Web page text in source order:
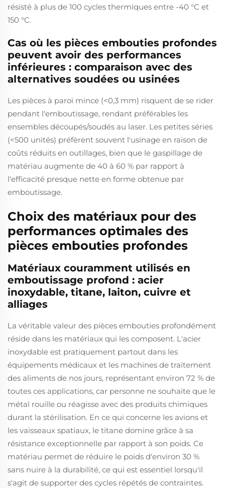
résisté à plus de 100 cycles thermiques entre -40 °C et
150 °C.
Cas où les pièces embouties profondes
peuvent avoir des performances
inférieures : comparaison avec des
alternatives soudées ou usinées
Les pièces à paroi mince (<0,3 mm) risquent de se rider
pendant l'emboutissage, rendant préférables les
ensembles découpés/soudés au laser. Les petites séries
(<500 unités) préfèrent souvent l'usinage en raison de
coûts réduits en outillages, bien que le gaspillage de
matériau augmente de 40 à 60 % par rapport à
l'efficacité presque nette en forme obtenue par
emboutissage.
Choix des matériaux pour des
performances optimales des
pièces embouties profondes
Matériaux couramment utilisés en
emboutissage profond : acier
inoxydable, titane, laiton, cuivre et
alliages
La véritable valeur des pièces embouties profondément
réside dans les matériaux qui les composent. L'acier
inoxydable est pratiquement partout dans les
équipements médicaux et les machines de traitement
des aliments de nos jours, représentant environ 72 % de
toutes ces applications, car personne ne souhaite que le
métal rouille ou réagisse avec des produits chimiques
durant la stérilisation. En ce qui concerne les avions et
les vaisseaux spatiaux, le titane domine grâce à sa
résistance exceptionnelle par rapport à son poids. Ce
matériau permet de réduire le poids d'environ 30 %
sans nuire à la durabilité, ce qui est essentiel lorsqu'il
s'agit de supporter des cycles répétés de contraintes.